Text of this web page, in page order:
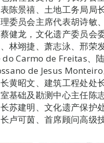
陈景禧、土地工务局局
委员会主席代表胡诗敏
健龙，文化遗产委员会
林翊捷、萧志泳、邢荣
Carmo de Freitas、
de Jesus
黄昭文、建筑工程处处
基础及勘测中心主任陈
苏建明、文化遗产保护
卢可茵、首席顾问高级